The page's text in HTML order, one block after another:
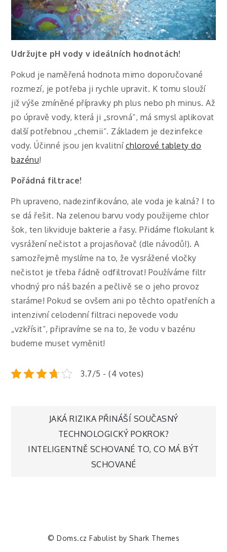
Udržujte pH vody v ideálních hodnotách!
Pokud je naměřená hodnota mimo doporučované
rozmezí, je potřeba ji rychle upravit. K tomu slouží
již výše zmíněné přípravky ph plus nebo ph minus. Až
po úpravě vody, která ji „srovná“, má smysl aplikovat
další potřebnou „chemii“. Základem je dezinfekce
vody. Účinné jsou jen kvalitní chlorové tablety do
bazénu!
Pořádná filtrace!
Ph upraveno, nadezinfikováno, ale voda je kalná? I to
se dá řešit. Na zelenou barvu vody použijeme chlor
šok, ten likviduje bakterie a řasy. Přidáme flokulant k
vysrážení nečistot a projasňovač (dle návodů!). A
samozřejmě myslíme na to, že vysrážené vločky
nečistot je třeba řádně odfiltrovat! Používáme filtr
vhodný pro náš bazén a pečlivě se o jeho provoz
staráme! Pokud se ovšem ani po těchto opatřeních a
intenzivní celodenní filtraci nepovede vodu
„vzkřísit“, připravíme se na to, že vodu v bazénu
budeme muset vyměnit!
3.7/5 - (4 votes)
Navigace
pro
JAKÁ RIZIKA PŘINÁŠÍ SOUČASNÝ
TECHNOLOGICKÝ POKROK?
INTELIGENTNĚ SCHOVANÉ TO, CO MÁ BÝT
SCHOVANÉ
© Doms.cz Fabulist by Shark Themes